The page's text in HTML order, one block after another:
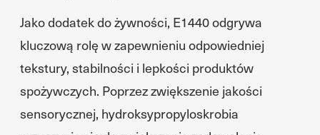
Jako dodatek do żywności, E1440 odgrywa
kluczową rolę w zapewnieniu odpowiedniej
tekstury, stabilności i lepkości produktów
spożywczych. Poprzez zwiększenie jakości
sensorycznej, hydroksypropyloskrobia